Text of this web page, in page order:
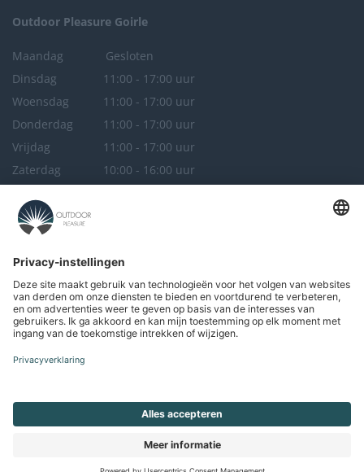
Outdoor Pleasure Goirle
Maandag
Gesloten
Dinsdag
11:00 - 17:00 uur
Woensdag
11:00 - 17:00 uur
Donderdag
11:00 - 17:00 uur
Vrijdag
11:00 - 17:00 uur
Zaterdag
10:00 - 16:00 uur
Outdoor Pleasure
Maandag
Gesloten
Dinsdag
Gesloten
Woensdag
11:00 - 17:00 uur
Donderdag
11:00 - 17:00 uur